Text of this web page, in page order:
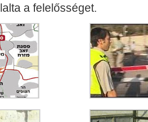
a felelősséget.